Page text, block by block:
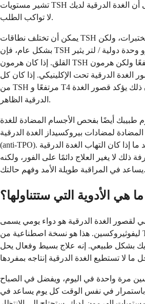
تشير مستويات TSH فوق النطاق الطبيعي إلى أن الغدة الدرقية لديك
لا تواكب الطلب.
يمكن أن تختلف نطاقات TSH الطبيعية قليلاً بين المختبرات، ولكن
بشكل عام، فإن TSH فوق 4.5 إلى 5.0 ميكرو وحدة دولية / لتر يثير
القلق. إذا كان هرمون TSH لديك مرتفعًا ولكن هرمون T4 الحر لديك لا
الغدة الدرقية تحت الإكلينيكي. إذا كان كل
من TSH مرتفعًا و T4 الحر منخفضًا، فإن ذلك يؤكد قصور الغدة
الدرقية الظاهر.
طبيبك أيضًا بفحص الأجسام المضادة للغدة
لمضادات بيروكسيداز الغدة الدرقية
(anti-TPO). تساعد هذه في تحديد ما إذا كان التهاب الغدة الدرقية
ذلك لا يغير العلاج دائمًا على الفور، ولكنه
يساعد في المراقبة طويلة الأمد وفهم حالتك.
ما هي الأدوية التي ستتناولها؟
لقصور الغدة الدرقية هو دواء يومي يسمى
ليفوثيروكسين. هذا هو نسخة اصطناعية من T4، وهو الهرمون الذي
بشكل طبيعي. إنه علاج بسيط وفعال يحل
مرة واحدة في اليوم، ويفضل في الصباح
باستمرار في نفس الوقت كل يوم يساعد في